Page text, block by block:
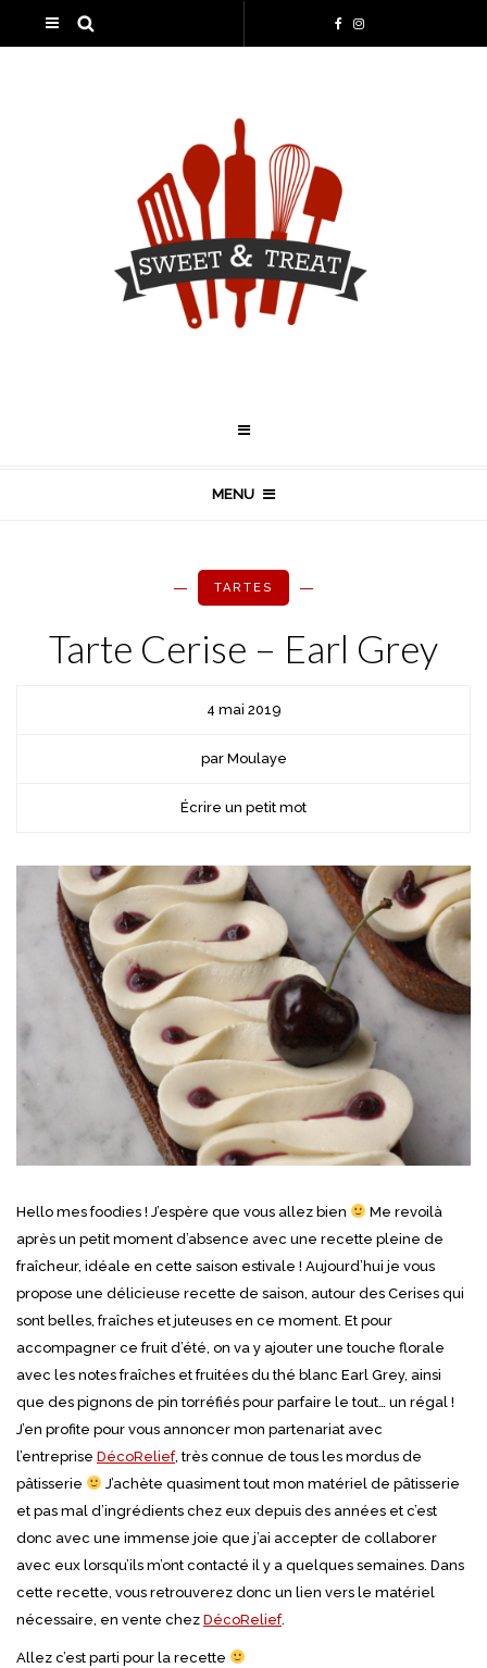
MENU
TARTES
Tarte Cerise – Earl Grey
4 mai 2019
par Moulaye
Écrire un petit mot
Hello mes foodies ! J’espère que vous allez bien
Me revoilà
après un petit moment d’absence avec une recette pleine de
fraîcheur, idéale en cette saison estivale ! Aujourd’hui je vous
propose une délicieuse recette de saison, autour des Cerises qui
sont belles, fraîches et juteuses en ce moment. Et pour
accompagner ce fruit d’été, on va y ajouter une touche florale
avec les notes fraîches et fruitées du thé blanc Earl Grey, ainsi
que des pignons de pin torréfiés pour parfaire le tout… un régal !
J’en profite pour vous annoncer mon partenariat avec
l’entreprise DécoRelief, très connue de tous les mordus de
pâtisserie
J’achète quasiment tout mon matériel de pâtisserie
et pas mal d’ingrédients chez eux depuis des années et c’est
donc avec une immense joie que j’ai accepter de collaborer
avec eux lorsqu’ils m’ont contacté il y a quelques semaines. Dans
cette recette, vous retrouverez donc un lien vers le matériel
nécessaire, en vente chez DécoRelief.
Allez c’est parti pour la recette